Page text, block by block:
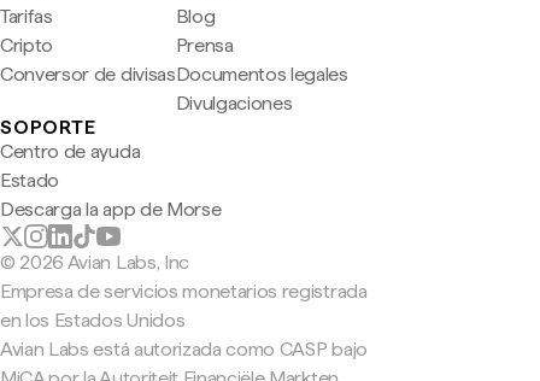
Tarifas
Cripto
Conversor de divisas
Blog
Prensa
Documentos legales
Divulgaciones
SOPORTE
Centro de ayuda
Estado
Descarga la app de Morse
© 2026 Avian Labs, Inc
Empresa de servicios monetarios registrada
en los Estados Unidos
Avian Labs está autorizada como CASP bajo